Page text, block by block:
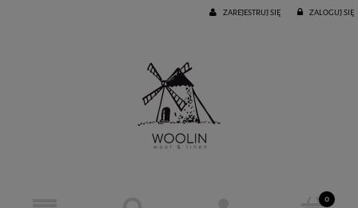
ZAREJESTRUJ SIĘ ZALOGUJ SIĘ